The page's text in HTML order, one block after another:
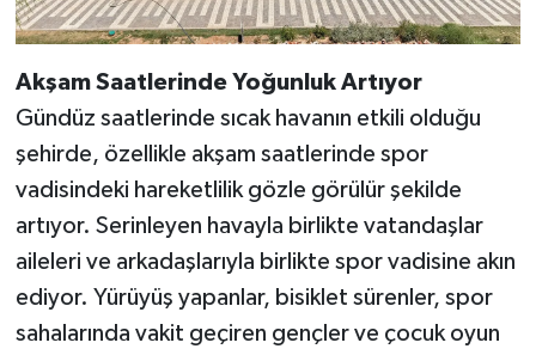
Akşam Saatlerinde Yoğunluk Artıyor
Gündüz saatlerinde sıcak havanın etkili olduğu
şehirde, özellikle akşam saatlerinde spor
vadisindeki hareketlilik gözle görülür şekilde
artıyor. Serinleyen havayla birlikte vatandaşlar
aileleri ve arkadaşlarıyla birlikte spor vadisine akın
ediyor. Yürüyüş yapanlar, bisiklet sürenler, spor
sahalarında vakit geçiren gençler ve çocuk oyun